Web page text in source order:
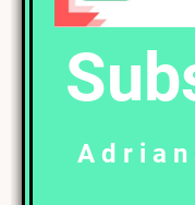
A d r i a